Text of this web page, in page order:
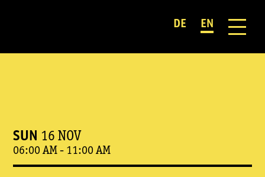
DE EN
SUN 16 NOV
06:00 AM - 11:00 AM